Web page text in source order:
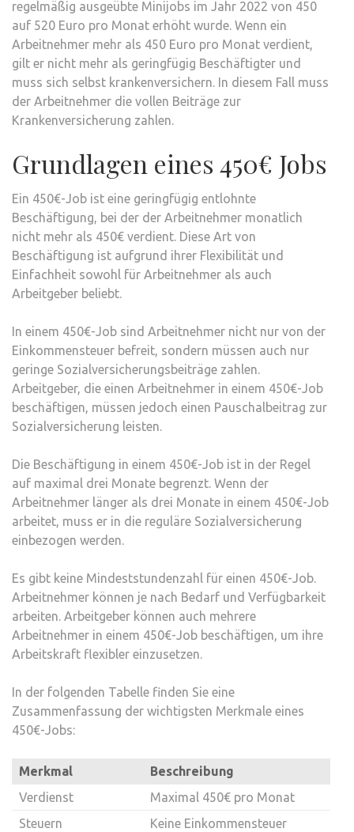
regelmäßig ausgeübte Minijobs im Jahr 2022 von 450
auf 520 Euro pro Monat erhöht wurde. Wenn ein
Arbeitnehmer mehr als 450 Euro pro Monat verdient,
gilt er nicht mehr als geringfügig Beschäftigter und
muss sich selbst krankenversichern. In diesem Fall muss
der Arbeitnehmer die vollen Beiträge zur
Krankenversicherung zahlen.
Grundlagen eines 450€ Jobs
Ein 450€-Job ist eine geringfügig entlohnte
Beschäftigung, bei der der Arbeitnehmer monatlich
nicht mehr als 450€ verdient. Diese Art von
Beschäftigung ist aufgrund ihrer Flexibilität und
Einfachheit sowohl für Arbeitnehmer als auch
Arbeitgeber beliebt.
In einem 450€-Job sind Arbeitnehmer nicht nur von der
Einkommensteuer befreit, sondern müssen auch nur
geringe Sozialversicherungsbeiträge zahlen.
Arbeitgeber, die einen Arbeitnehmer in einem 450€-Job
beschäftigen, müssen jedoch einen Pauschalbeitrag zur
Sozialversicherung leisten.
Die Beschäftigung in einem 450€-Job ist in der Regel
auf maximal drei Monate begrenzt. Wenn der
Arbeitnehmer länger als drei Monate in einem 450€-Job
arbeitet, muss er in die reguläre Sozialversicherung
einbezogen werden.
Es gibt keine Mindeststundenzahl für einen 450€-Job.
Arbeitnehmer können je nach Bedarf und Verfügbarkeit
arbeiten. Arbeitgeber können auch mehrere
Arbeitnehmer in einem 450€-Job beschäftigen, um ihre
Arbeitskraft flexibler einzusetzen.
In der folgenden Tabelle finden Sie eine
Zusammenfassung der wichtigsten Merkmale eines
450€-Jobs:
Merkmal
Beschreibung
Verdienst
Maximal 450€ pro Monat
Steuern
Keine Einkommensteuer